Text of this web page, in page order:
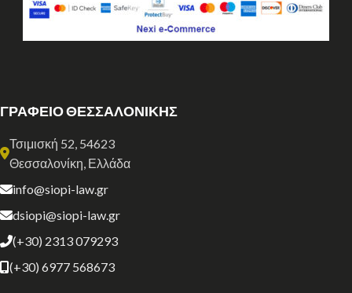
ΓΡΑΦΕΙΟ ΘΕΣΣΑΛΟΝΙΚΗΣ
Τσιμισκή 52, 54623
Θεσσαλονίκη, Ελλάδα
info@siopi-law.gr
dsiopi@siopi-law.gr
(+30) 2313 079293
(+30) 6977 568673